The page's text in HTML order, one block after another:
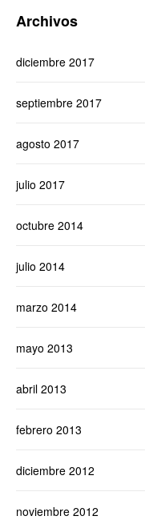
Archivos
diciembre 2017
septiembre 2017
agosto 2017
julio 2017
octubre 2014
julio 2014
marzo 2014
mayo 2013
abril 2013
febrero 2013
diciembre 2012
noviembre 2012